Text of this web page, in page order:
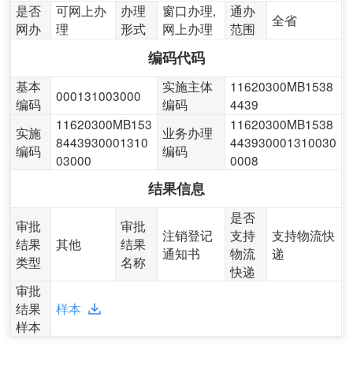
是否
网办
可网上办
理
办理
形式
窗口办理,
网上办理
通办
范围
全省
编码代码
基本
编码
000131003000
实施主体
编码
11620300MB1538
4439
实施
编码
11620300MB153
8443930001310
03000
业务办理
编码
11620300MB1538
443930001310030
0008
结果信息
审批
结果
类型
其他
审批
结果
名称
注销登记
通知书
是否
支持
物流
快递
支持物流快
递
审批
结果
样本
样本